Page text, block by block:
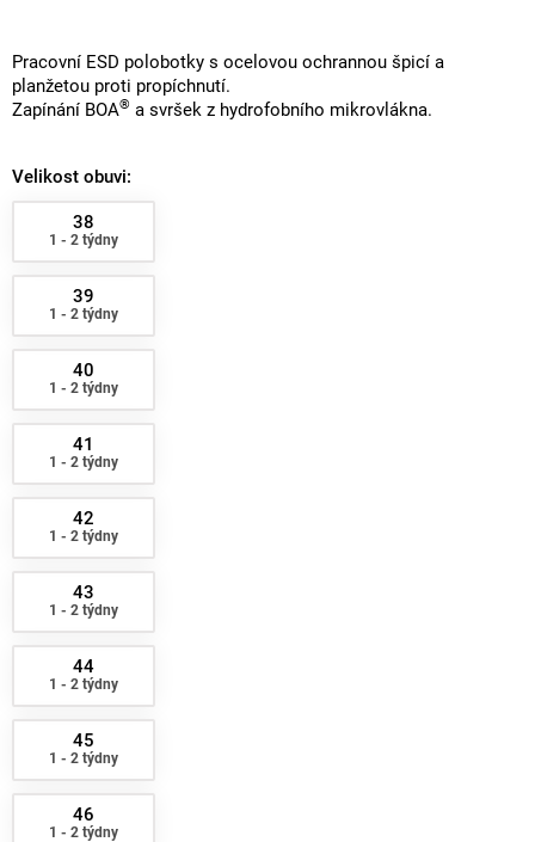
Pracovní ESD polobotky s ocelovou ochrannou špicí a
planžetou proti propíchnutí.
Zapínání BOA® a svršek z hydrofobního mikrovlákna.
Velikost obuvi:
38
1 - 2 týdny
39
1 - 2 týdny
40
1 - 2 týdny
41
1 - 2 týdny
42
1 - 2 týdny
43
1 - 2 týdny
44
1 - 2 týdny
45
1 - 2 týdny
46
1 - 2 týdny